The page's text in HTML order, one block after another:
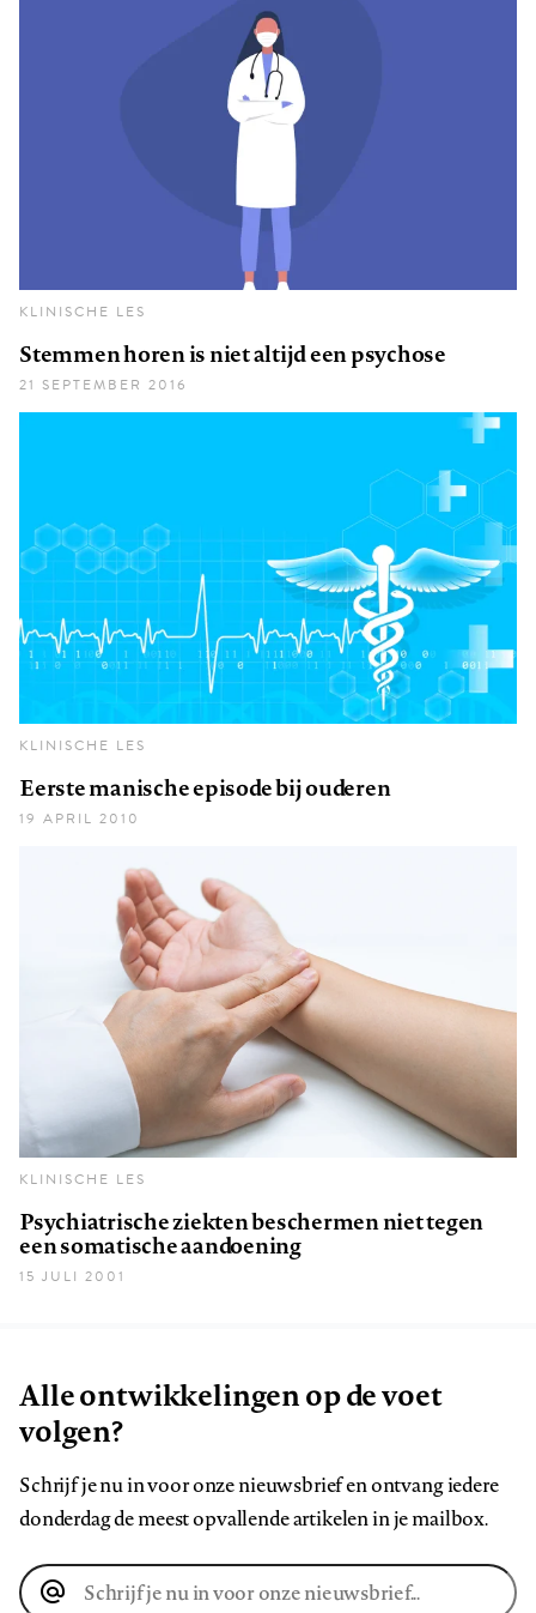
KLINISCHE LES
Stemmen horen is niet altijd een psychose
21 SEPTEMBER 2016
KLINISCHE LES
Eerste manische episode bij ouderen
19 APRIL 2010
KLINISCHE LES
Psychiatrische ziekten beschermen niet tegen
een somatische aandoening
15 JULI 2001
Alle ontwikkelingen op de voet
volgen?
Schrijf je nu in voor onze nieuwsbrief en ontvang iedere
donderdag de meest opvallende artikelen in je mailbox.
E-